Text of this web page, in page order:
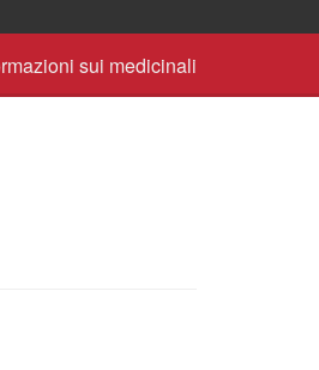
sui medicinali